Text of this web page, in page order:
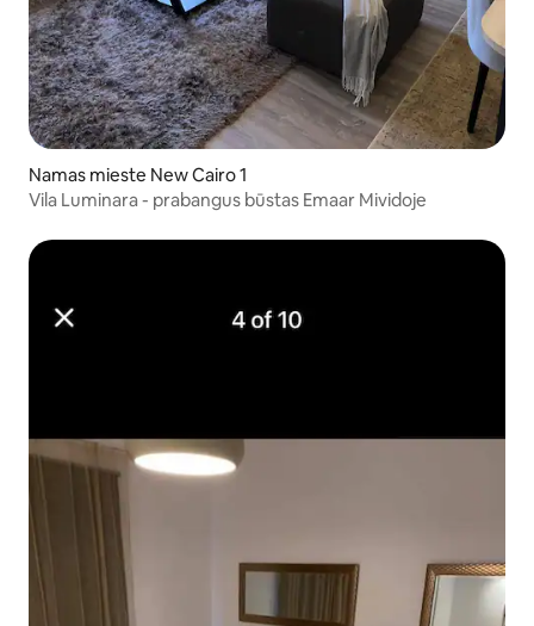
Namas mieste New Cairo 1
Vila Luminara - prabangus būstas Emaar Mividoje